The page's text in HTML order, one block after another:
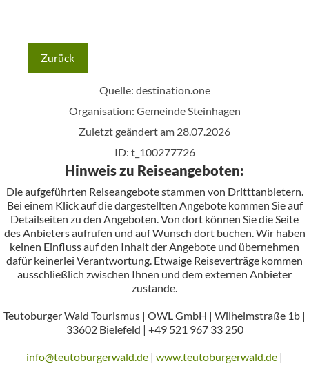
Zurück
Quelle: destination.one
Organisation: Gemeinde Steinhagen
Zuletzt geändert am 28.07.2026
ID: t_100277726
Hinweis zu Reiseangeboten:
Die aufgeführten Reiseangebote stammen von Dritttanbietern.
Bei einem Klick auf die dargestellten Angebote kommen Sie auf
Detailseiten zu den Angeboten. Von dort können Sie die Seite
des Anbieters aufrufen und auf Wunsch dort buchen. Wir haben
keinen Einfluss auf den Inhalt der Angebote und übernehmen
dafür keinerlei Verantwortung. Etwaige Reiseverträge kommen
ausschließlich zwischen Ihnen und dem externen Anbieter
zustande.
Teutoburger Wald Tourismus | OWL GmbH | Wilhelmstraße 1b |
33602 Bielefeld | +49 521 967 33 250
info@teutoburgerwald.de | www.teutoburgerwald.de |